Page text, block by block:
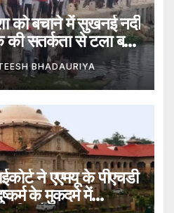
को बचाने में सुखनई नदी
की सतर्कता से टला बड़ा
BHADAURIYA
ने एएमयू के पीएचडी
के मुकदमे में